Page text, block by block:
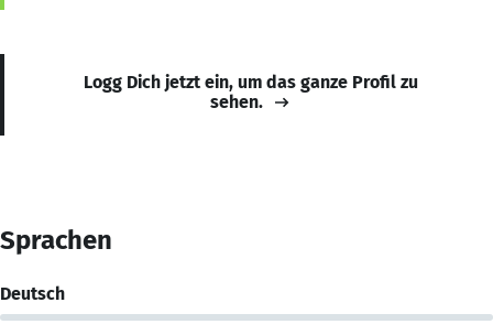
Logg Dich jetzt ein, um das ganze Profil zu
sehen.
Sprachen
Deutsch